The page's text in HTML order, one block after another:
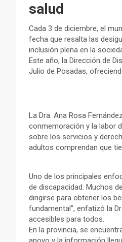
salud
Cada 3 de diciembre, el
fecha que resalta las
inclusión plena en la
Este año, la Dirección de
Julio de Posadas,
La Dra. Ana Rosa
conmemoración y la labor
sobre los servicios y
adultos comprendan que
Uno de los principales
de discapacidad. Muchos
dirigirse para obtener los
fundamental”, enfatizó la
accesibles para todos.
En la provincia, se